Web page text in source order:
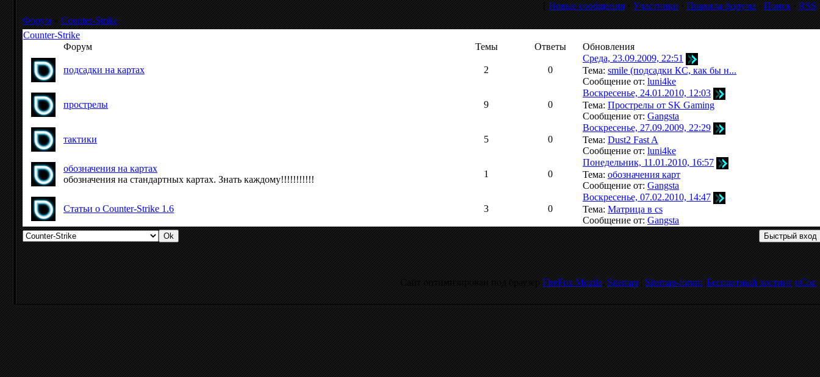
[Новые сообщения·Участники·Правила форума·Поиск·RSS
Форум » Counter-Strike
Counter-Strike
Форум
Темы Ответы Обновления
подсадки на картах 2 0
Среда, 23.09.2009, 22:51
Тема: smile (подсадки КС, как бы н...
Сообщение от: luni4ke
прострелы 9 0
Воскресенье, 24.01.2010, 12:03
Тема: Прострелы от SK Gaming
Сообщение от: Gangsta
тактики 5 0
Воскресенье, 27.09.2009, 22:29
Тема: Dust2 Fast A
Сообщение от: luni4ke
обозначения на картах
обозначения на стандартных картах. Знать каждому!!!!!!!!!!!
1 0
Понедельник, 11.01.2010, 16:57
Тема: обозначения карт
Сообщение от: Gangsta
Статьи о Counter-Strike 1.6 3 0
Воскресенье, 07.02.2010, 14:47
Тема: Матрица в cs
Сообщение от: Gangsta
Сайт оптимизирован под браузерFireFox Mozila.Sitemap|Sitemap-forum|Бесплатный хостинг uCoz